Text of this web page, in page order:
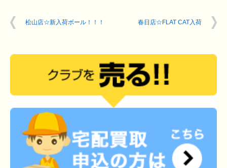
松山店☆新入荷ボール！！！ 春日店☆FLAT CAT入荷